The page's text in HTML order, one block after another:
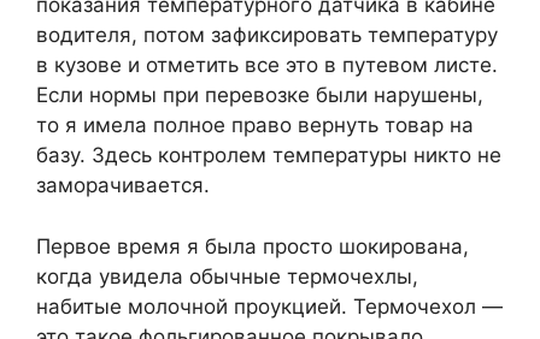
показания температурного датчика в кабине
водителя, потом зафиксировать температуру
в кузове и отметить все это в путевом листе.
Если нормы при перевозке были нарушены,
то я имела полное право вернуть товар на
базу. Здесь контролем температуры никто не
заморачивается.
Первое время я была просто шокирована,
когда увидела обычные термочехлы,
набитые молочной проукцией. Термочехол —